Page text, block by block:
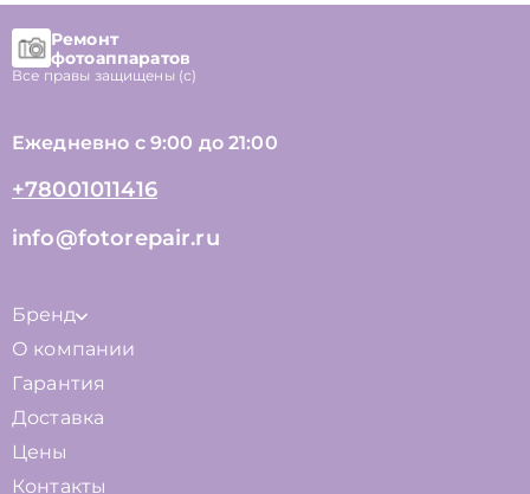
Ремонт
фотоаппаратов
Все правы защищены (с)
Ежедневно с 9:00 до 21:00
+78001011416
info@fotorepair.ru
Бренд
О компании
Гарантия
Доставка
Цены
Контакты